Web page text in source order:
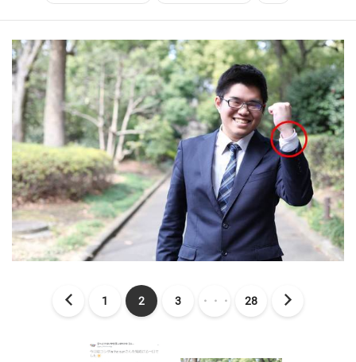
1 2 3 ・・・ 28